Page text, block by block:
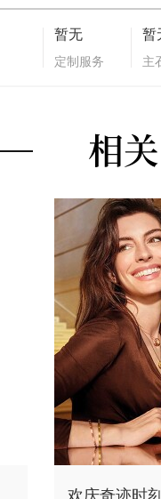
暂无
定制服务
暂
主
欢庆奇迹时